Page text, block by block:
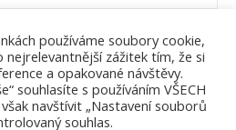
používáme soubory cookie,
zážitek tím, že si
a opakované návštěvy.
souhlasíte s používáním VŠECH
navštívit „Nastavení souborů
souhlas.